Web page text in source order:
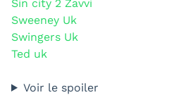
Sin city 2 Zavvi
Sweeney Uk
Swingers Uk
Ted uk
Voir le spoiler